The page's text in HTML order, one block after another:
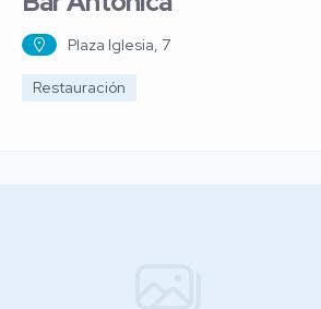
Plaza Iglesia, 7
Restauración